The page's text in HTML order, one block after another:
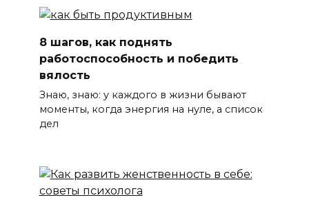
8 шагов, как поднять
работоспособность и победить
вялость
Знаю, знаю: у каждого в жизни бывают
моменты, когда энергия на нуле, а список
дел